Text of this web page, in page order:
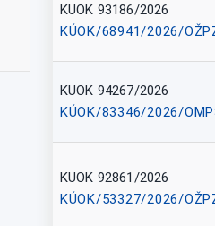
KUOK 93186/2026
KÚOK/68941/2026/
KUOK 94267/2026
KÚOK/83346/2026/
KUOK 92861/2026
KÚOK/53327/2026/